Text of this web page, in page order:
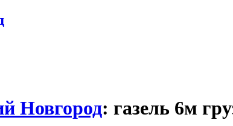
Новгород: газель 6м